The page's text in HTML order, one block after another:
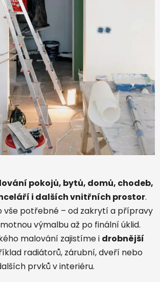
pokojů, bytů, domů, chodeb,
i dalších vnitřních prostor.
vše potřebné – od zakrytí a přípravy
výmalbu až po finální úklid.
malování zajistíme i drobnější
radiátorů, zárubní, dveří nebo
prvků v interiéru.